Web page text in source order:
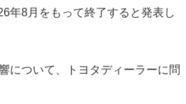
年8月をもって終了すると発表し
について、トヨタディーラーに問